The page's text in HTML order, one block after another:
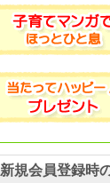
新規会員登録時